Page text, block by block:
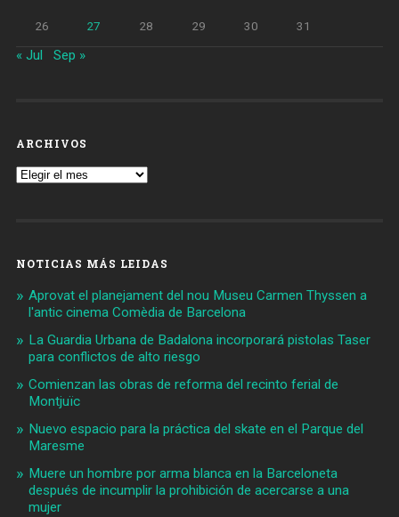
26 27 28 29 30 31
« Jul Sep »
ARCHIVOS
Archivos
NOTICIAS MÁS LEIDAS
Aprovat el planejament del nou Museu Carmen Thyssen a
l'antic cinema Comèdia de Barcelona
La Guardia Urbana de Badalona incorporará pistolas Taser
para conflictos de alto riesgo
Comienzan las obras de reforma del recinto ferial de
Montjuïc
Nuevo espacio para la práctica del skate en el Parque del
Maresme
Muere un hombre por arma blanca en la Barceloneta
después de incumplir la prohibición de acercarse a una
mujer